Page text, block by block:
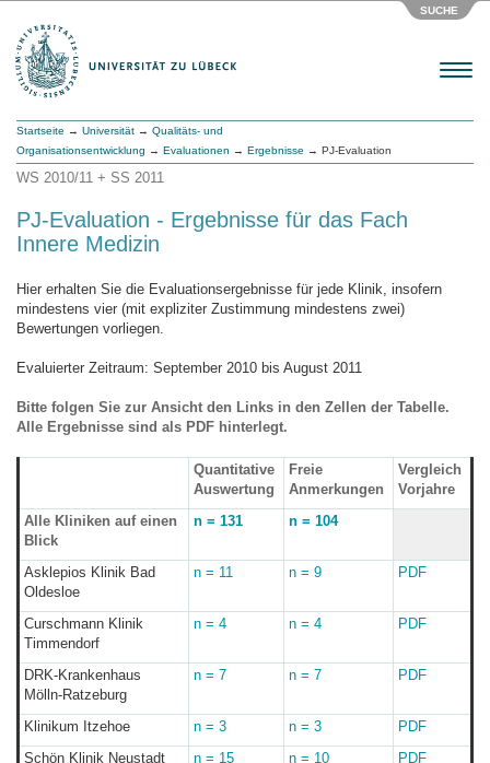
SUCHE
Menu
Startseite → Universität → Qualitäts- und
Organisationsentwicklung → Evaluationen → Ergebnisse → PJ-Evaluation
WS 2010/11 + SS 2011
PJ-Evaluation - Ergebnisse für das Fach
Innere Medizin
Hier erhalten Sie die Evaluationsergebnisse für jede Klinik, insofern
mindestens vier (mit expliziter Zustimmung mindestens zwei)
Bewertungen vorliegen.
Evaluierter Zeitraum: September 2010 bis August 2011
Bitte folgen Sie zur Ansicht den Links in den Zellen der Tabelle.
Alle Ergebnisse sind als PDF hinterlegt.
Quantitative
Auswertung
Freie
Anmerkungen
Vergleich
Vorjahre
Alle Kliniken auf einen
Blick
n = 131 n = 104
Asklepios Klinik Bad
Oldesloe
n = 11 n = 9 PDF
Curschmann Klinik
Timmendorf
n = 4 n = 4 PDF
DRK-Krankenhaus
Mölln-Ratzeburg
n = 7 n = 7 PDF
Klinikum Itzehoe n = 3 n = 3
PDF
Schön Klinik Neustadt
n = 15 n = 10
PDF